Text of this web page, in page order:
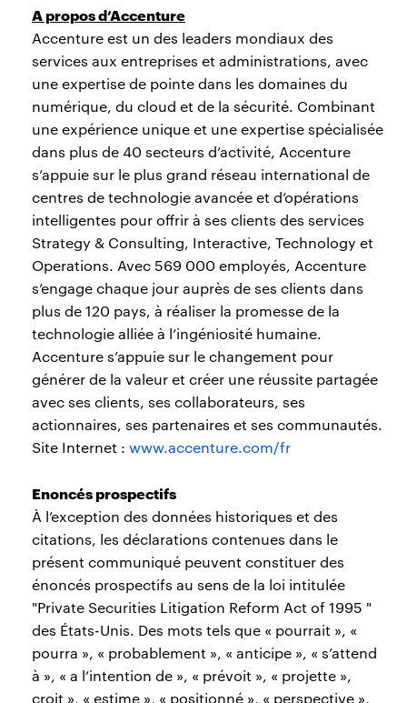
A propos d’Accenture
Accenture est un des leaders mondiaux des
services aux entreprises et administrations, avec
une expertise de pointe dans les domaines du
numérique, du cloud et de la sécurité. Combinant
une expérience unique et une expertise spécialisée
dans plus de 40 secteurs d’activité, Accenture
s’appuie sur le plus grand réseau international de
centres de technologie avancée et d’opérations
intelligentes pour offrir à ses clients des services
Strategy & Consulting, Interactive, Technology et
Operations. Avec 569 000 employés, Accenture
s’engage chaque jour auprès de ses clients dans
plus de 120 pays, à réaliser la promesse de la
technologie alliée à l’ingéniosité humaine.
Accenture s’appuie sur le changement pour
générer de la valeur et créer une réussite partagée
avec ses clients, ses collaborateurs, ses
actionnaires, ses partenaires et ses communautés.
Site Internet : www.accenture.com/fr
Enoncés prospectifs
À l’exception des données historiques et des
citations, les déclarations contenues dans le
présent communiqué peuvent constituer des
énoncés prospectifs au sens de la loi intitulée
"Private Securities Litigation Reform Act of 1995 "
des États-Unis. Des mots tels que « pourrait », «
pourra », « probablement », « anticipe », « s’attend
à », « a l’intention de », « prévoit », « projette »,
croit », « estime », « positionné », « perspective »,